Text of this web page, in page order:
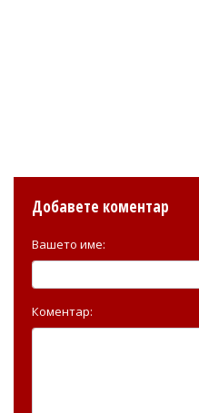
Добавете коментар
Вашето име:
Коментар: